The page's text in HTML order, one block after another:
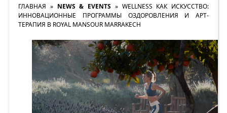
ГЛАВНАЯ » NEWS & EVENTS » WELLNESS КАК ИСКУССТВО:
ИННОВАЦИОННЫЕ ПРОГРАММЫ ОЗДОРОВЛЕНИЯ И АРТ-
ТЕРАПИЯ В ROYAL MANSOUR MARRAKECH